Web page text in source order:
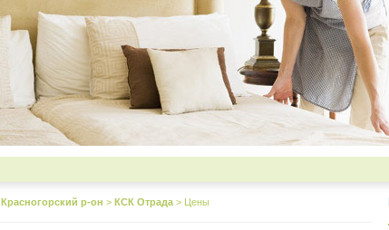
Красногорский р-он > КСК Отрада > Цены